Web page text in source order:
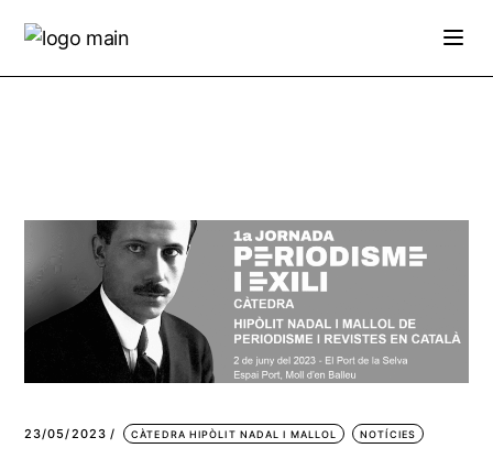
the
23/05/2023 CÀTEDRA HIPÒLIT NADAL I MALLOL NOTÍCIES